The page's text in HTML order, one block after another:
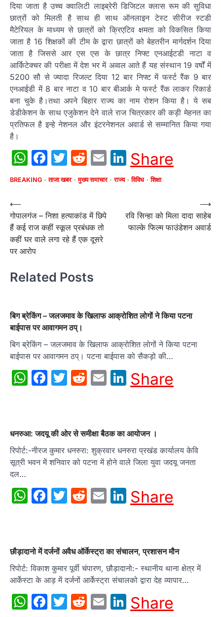
दिया जाता है उच्च क्वालिटी लाइब्रेरी डिजिटल क्लास रूम की सुविधा
छात्रों को मिलती है साथ ही साथ ऑनलाइन टेस्ट सीरीज स्टडी
मैटेरियल के माध्यम से छात्रों को क्रिएटिव क्षमता को विकसित किया
जाता है 16 शिक्षकों की टीम के द्वारा छात्रों को बेहतरीन मार्गदर्शन दिया
जाता है जिससे आर एस एस के छात्र निफ्ट एनआईटडी नाटा व
आर्किटेक्चर की परीक्षा में देश भर में अव्वल आते हैं यह संस्थान 19 वर्षों में
5200 सौ से ज्यादा रिजल्ट दिया 12 बार निफ्ट में फर्स्ट रैंक 9 बार
एनआईडी में 8 बार नाटा व 10 बार बीआर्क मे फर्स्ट रैंक लाकर रिकार्ड
बना चुके है।तथा अपने बिहार राज्य का नाम रोशन किया है। ये सब
डेडीकेशन के साथ एजुकेशन देने वाले राज चित्रकार की कड़ी मेहनत का
प्रतिफल है इन्हे नेशनल और इंटरनेशनल अवार्ड से सम्मानित किया गया
है।
WhatsApp
Facebook
Twitter
Reddit
EmailLinkedIn
Share
BREAKING ताजा खबर मुख्य समाचार राज्य विविध शिक्षा
Post
navigation
⟵
गोपालगंज – निशा हत्याकांड में छिपे
हैं कई राज कहीं स्कूल प्रबंधक तो
कहीं घर वाले लगा रहे हैं एक दूसरे
पर आरोप
रवि सिन्‍हा को मिला दादा साहेब
फाल्‍के फिल्‍म फाउंडेशन अवार्ड
⟶
Related Posts
बिग ब्रेकिंग – जलजमाव के खिलाफ आक्रोशित लोगों ने किया पटना
बाईपास पर आवागमन ठप्।
बिग ब्रेकिंग – जलजमाव के खिलाफ आक्रोशित लोगों ने किया पटना
बाईपास पर आवागमन ठप्। पटना बाईपास को सैकड़ो की…
WhatsApp
Facebook
Twitter
Reddit
EmailLinkedIn
Share
धनरुआ: जदयू की ओर से समीक्षा बैठक का आयोजन ।
रिपोर्ट:-नीरज कुमार धनरुरा: शुक्रवार धनरुरा प्रखंड कार्यालय केवि
सूत्री भवन में शनिवार को पटना में होने वाले जिला युवा जदयू जनता
दल…
WhatsApp
Facebook
Twitter
Reddit
EmailLinkedIn
Share
छौड़ादानो में दर्जनों अवैध ऑर्केस्ट्रा का संचालन, प्रशासन मौन
रिपोर्ट: विकाश कुमार पूर्वी चंपारण, छौड़ादानो:- स्थानीय थाना क्षेत्र में
आर्केस्टा के आड़ में दर्जनों आर्केस्ट्रा संचालको द्वारा देह व्यापार…
WhatsApp
Facebook
Twitter
Reddit
EmailLinkedIn
Share